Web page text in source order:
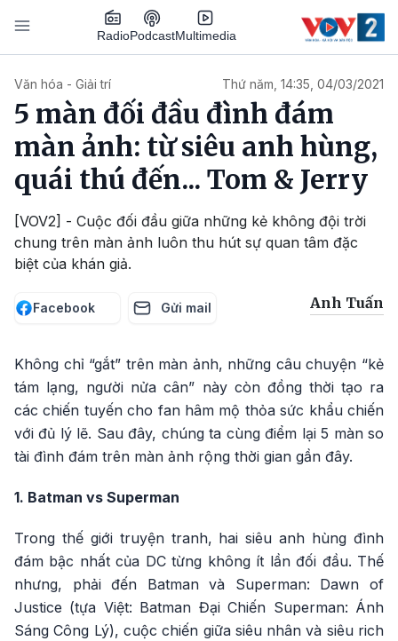
Nhảy đến nội dung
RadioPodcastMultimedia
Văn hóa - Giải trí Thứ năm, 14:35, 04/03/2021
5 màn đối đầu đình đám
màn ảnh: từ siêu anh hùng,
quái thú đến... Tom & Jerry
[VOV2] - Cuộc đối đầu giữa những kẻ không đội trời
chung trên màn ảnh luôn thu hút sự quan tâm đặc
biệt của khán giả.
Facebook Gửi mail Anh Tuấn
Không chỉ “gắt” trên màn ảnh, những câu chuyện “kẻ
tám lạng, người nửa cân” này còn đồng thời tạo ra
các chiến tuyến cho fan hâm mộ thỏa sức khẩu chiến
với đủ lý lẽ. Sau đây, chúng ta cùng điểm lại 5 màn so
tài đình đám trên màn ảnh rộng thời gian gần đây.
1. Batman vs Superman
Trong thế giới truyện tranh, hai siêu anh hùng đình
đám bậc nhất của DC từng không ít lần đối đầu. Thế
nhưng, phải đến Batman và Superman: Dawn of
Justice (tựa Việt: Batman Đại Chiến Superman: Ánh
Sáng Công Lý), cuộc chiến giữa siêu nhân và siêu rich